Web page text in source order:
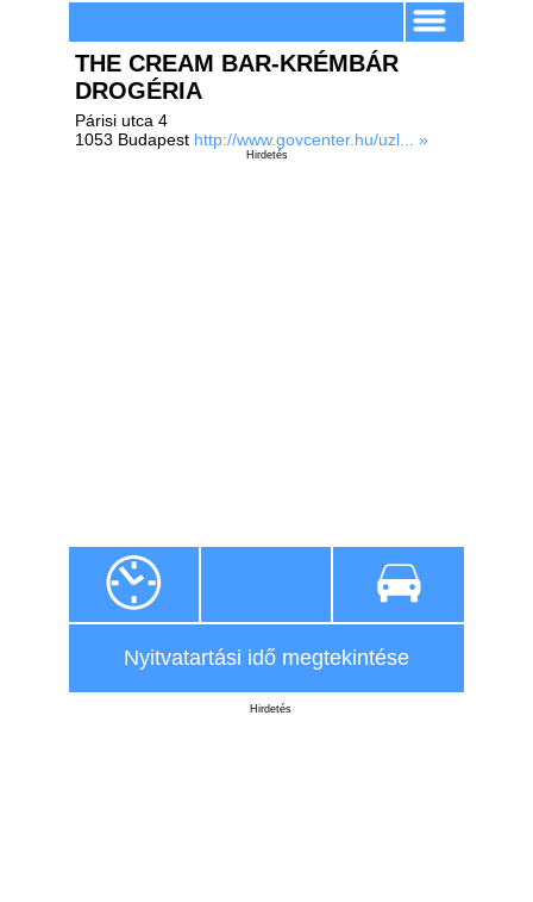
THE CREAM BAR-KRÉMBÁR
DROGÉRIA
Párisi utca 4
1053 Budapest http://www.govcenter.hu/uzl... »
Hirdetés
Nyitvatartási idő megtekintése
Hirdetés